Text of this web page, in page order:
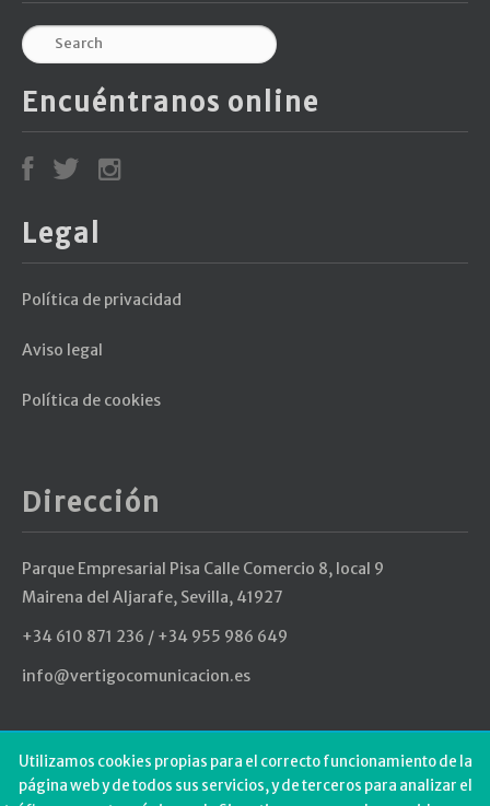
Encuéntranos online
Legal
Política de privacidad
Aviso legal
Política de cookies
Dirección
Parque Empresarial Pisa Calle Comercio 8, local 9
Mairena del Aljarafe, Sevilla, 41927
+34 610 871 236 / +34 955 986 649
info@vertigocomunicacion.es
Últimos Tweets
Utilizamos cookies propias para el correcto funcionamiento de la
página web y de todos sus servicios, y de terceros para analizar el